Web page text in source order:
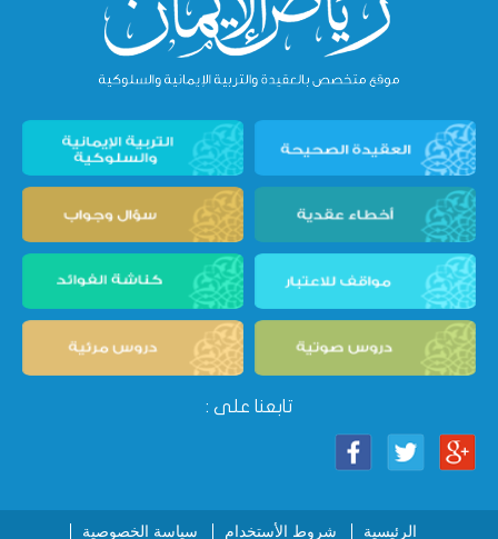
تابعنا على :
الرئيسية شروط الأستخدام سياسة الخصوصية